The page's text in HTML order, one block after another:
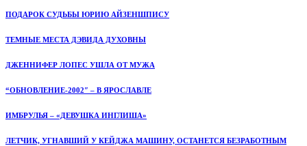
ПОДАРОК СУДЬБЫ ЮРИЮ АЙЗЕНШПИСУ
ТЕМНЫЕ МЕСТА ДЭВИДА ДУХОВНЫ
ДЖЕННИФЕР ЛОПЕС УШЛА ОТ МУЖА
“ОБНОВЛЕНИЕ-2002″ – В ЯРОСЛАВЛЕ
ИМБРУЛЬЯ – «ДЕВУШКА ИНГЛИША»
ЛЕТЧИК, УГНАВШИЙ У КЕЙДЖА МАШИНУ, ОСТАНЕТСЯ БЕЗРАБОТНЫМ